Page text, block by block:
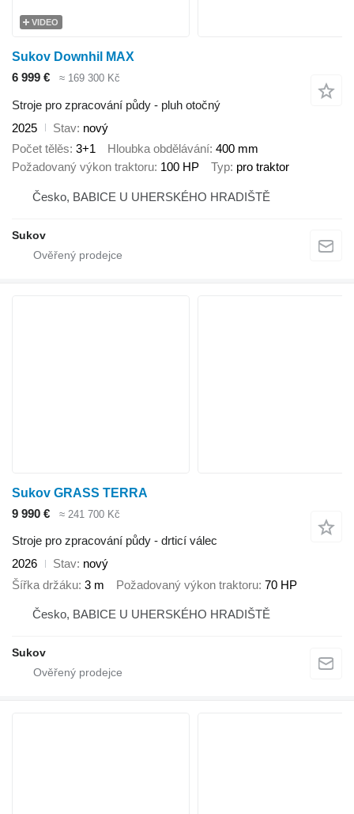
VIDEO
Sukov Downhil MAX
6 999 €
≈ 169 300 Kč
Stroje pro zpracování půdy - pluh otočný
2025
Stav nový
Počet tělěs 3+1 Hloubka obdělávání 400 mm
Požadovaný výkon traktoru 100 HP Typ pro traktor
Česko, BABICE U UHERSKÉHO HRADIŠTĚ
Sukov
Sukov GRASS TERRA
9 990 €
≈ 241 700 Kč
Stroje pro zpracování půdy - drticí válec
2026
Stav nový
Šířka držáku 3 m Požadovaný výkon traktoru 70 HP
Česko, BABICE U UHERSKÉHO HRADIŠTĚ
Sukov